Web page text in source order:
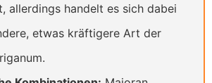
allerdings handelt es sich dabei
etwas kräftigere Art der